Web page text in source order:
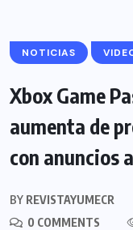
NOTICIAS
Xbox Game
aumenta de
con anuncios
BY REVISTAYUMECR
0 COMMENTS